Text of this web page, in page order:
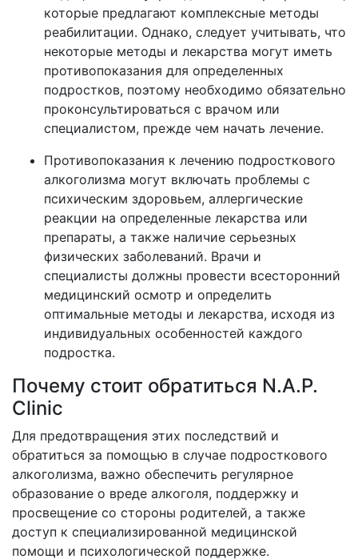
которые предлагают комплексные методы
реабилитации. Однако, следует учитывать, что
некоторые методы и лекарства могут иметь
противопоказания для определенных
подростков, поэтому необходимо обязательно
проконсультироваться с врачом или
специалистом, прежде чем начать лечение.
Противопоказания к лечению подросткового
алкоголизма могут включать проблемы с
психическим здоровьем, аллергические
реакции на определенные лекарства или
препараты, а также наличие серьезных
физических заболеваний. Врачи и
специалисты должны провести всесторонний
медицинский осмотр и определить
оптимальные методы и лекарства, исходя из
индивидуальных особенностей каждого
подростка.
Почему стоит обратиться N.A.P.
Clinic
Для предотвращения этих последствий и
обратиться за помощью в случае подросткового
алкоголизма, важно обеспечить регулярное
образование о вреде алкоголя, поддержку и
просвещение со стороны родителей, а также
доступ к специализированной медицинской
помощи и психологической поддержке.